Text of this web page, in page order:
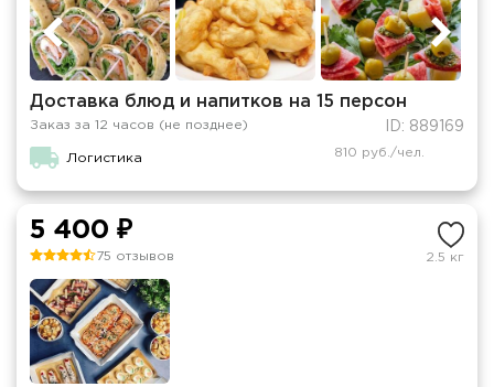
Доставка блюд и напитков на 15 персон
Заказ за 12 часов (не позднее) ID: 889169
Логистика 810 руб./чел.
5 400 ₽
75 отзывов 2.5 кг